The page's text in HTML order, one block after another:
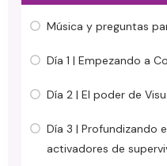
Música y preguntas
Día 1 | Empezando a
Día 2 | El poder de
Día 3 | Profundizando
activadores de